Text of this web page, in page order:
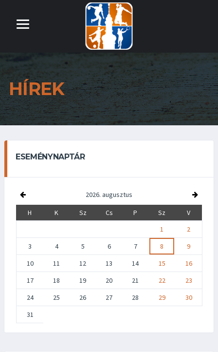
HÍREK
ESEMÉNYNAPTÁR
2026. augusztus
H K Sz Cs P Sz
V
1
2
3
4 5 6 7 8
9
10
11 12 13 14 15
16
17
18 19 20 21 22
23
24
25 26 27 28 29
30
31